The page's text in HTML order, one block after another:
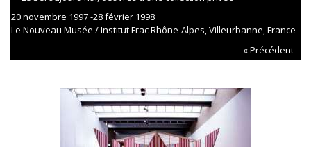
20 novembre 1997 -28 février 1998
Le Nouveau Musée / Institut Frac Rhône-Alpes, Villeurbanne, France
« Précédent